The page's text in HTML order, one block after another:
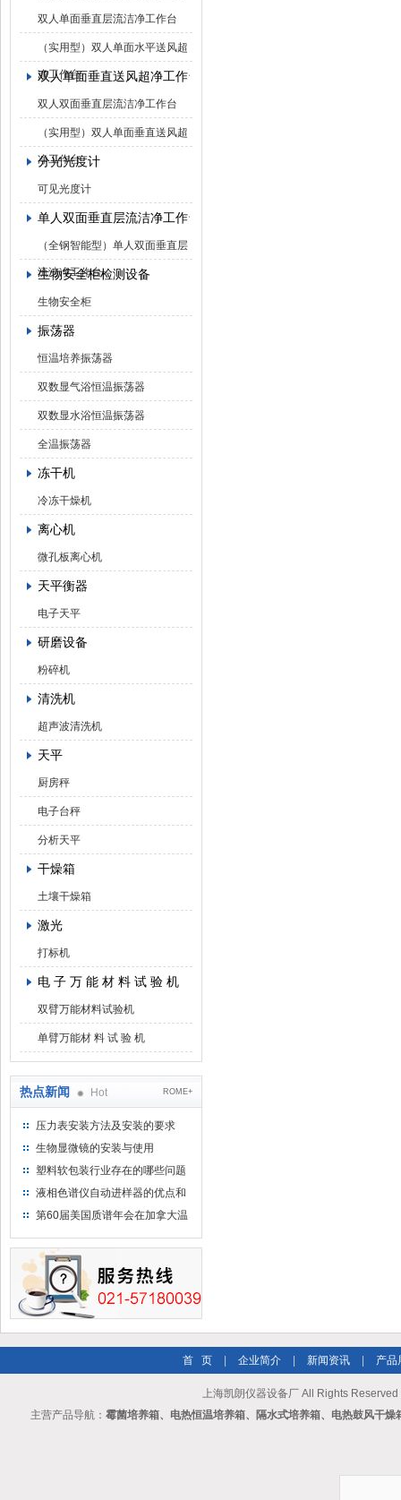
双人单面垂直层流洁净工作台
（实用型）双人单面水平送风超
净工作台
双人单面垂直送风超净工作台
双人双面垂直层流洁净工作台
（实用型）双人单面垂直送风超
净工作台
分光光度计
可见光度计
单人双面垂直层流洁净工作台
（全钢智能型）单人双面垂直层
流洁净工作台
生物安全柜检测设备
生物安全柜
振荡器
恒温培养振荡器
双数显气浴恒温振荡器
双数显水浴恒温振荡器
全温振荡器
冻干机
冷冻干燥机
离心机
微孔板离心机
天平衡器
电子天平
研磨设备
粉碎机
清洗机
超声波清洗机
天平
厨房秤
电子台秤
分析天平
干燥箱
土壤干燥箱
激光
打标机
电 子 万 能 材 料 试 验 机
双臂万能材料试验机
单臂万能材 料 试 验 机
热点新闻 Hot ROME+
压力表安装方法及安装的要求
生物显微镜的安装与使用
塑料软包装行业存在的哪些问题
液相色谱仪自动进样器的优点和
维护
第60届美国质谱年会在加拿大温
首 页 企业简介 新闻资讯 产品
上海凯朗仪器设备厂 All Rights Reserved
主营产品导航： 霉菌培养箱、电热恒温培养箱、隔水式培养箱、电热鼓风干